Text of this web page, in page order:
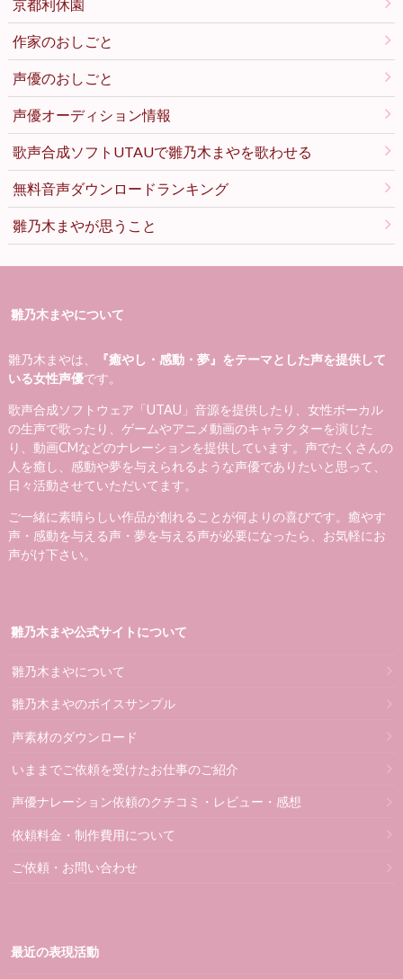
京都利休園
作家のおしごと
声優のおしごと
声優オーディション情報
歌声合成ソフトUTAUで雛乃木まやを歌わせる
無料音声ダウンロードランキング
雛乃木まやが思うこと
雛乃木まやについて
雛乃木まやは、
『癒やし・感動・夢』をテーマとした声を提供して
いる女性声優です。
歌声合成ソフトウェア「UTAU」音源を提供したり、女性ボーカル
の生声で歌ったり、ゲームやアニメ動画のキャラクターを演じた
り、動画CMなどのナレーションを提供しています。声でたくさんの
人を癒し、感動や夢を与えられるような声優でありたいと思って、
日々活動させていただいてます。
ご一緒に素晴らしい作品が創れることが何よりの喜びです。癒やす
声・感動を与える声・夢を与える声が必要になったら、お気軽にお
声がけ下さい。
雛乃木まや公式サイトについて
雛乃木まやについて
雛乃木まやのボイスサンプル
声素材のダウンロード
いままでご依頼を受けたお仕事のご紹介
声優ナレーション依頼のクチコミ・レビュー・感想
依頼料金・制作費用について
ご依頼・お問い合わせ
最近の表現活動